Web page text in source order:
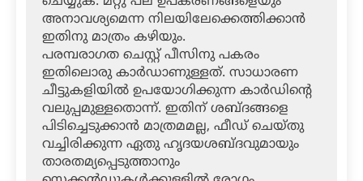
അനാവശ്യമെന്ന നിലയിലേക്കെത്തിക്കാന്‍
ഇതിനു മാത്രം കഴിയും.
പരമ്പരാഗത ചെസ്റ്റ് പീസിനു പകരം
ഇതിലൊരു കാര്‍ഡാണുള്ളത്. സാധാരണ
ചീട്ടുകളിയില്‍ ഉപയോഗിക്കുന്ന കാര്‍ഡിന്റെ
വലുപ്പമുള്ളതൊന്ന്. ഇതിന് ശബ്ദങ്ങളെ
പിടിച്ചെടുക്കാന്‍ മാത്രമമല്ല, ഫീഡ് ചെയ്തു
വച്ചിരിക്കുന്ന ഏതു ഹൃദയശബ്ദവുമായും
താരതമ്യപ്പെടുത്താനും